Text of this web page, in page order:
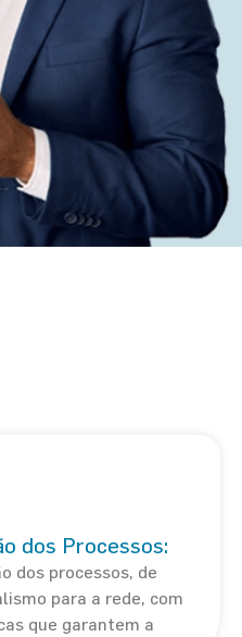
dos Processos:
dos processos, de
para a rede, com
que garantem a